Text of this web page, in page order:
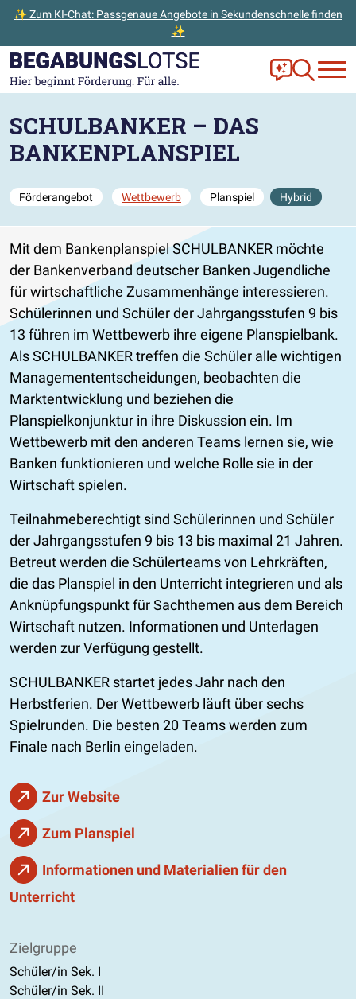
✨ Zum KI-Chat: Passgenaue Angebote in Sekundenschnelle finden
✨
Zum Hauptinhalt der Seite springen
Zur Startseite gehen Frag Ella!
Zur
SCHULBANKER – DAS
BANKENPLANSPIEL
Förderangebot Wettbewerb Planspiel Hybrid
Mit dem Bankenplanspiel SCHULBANKER möchte
der Bankenverband deutscher Banken Jugendliche
für wirtschaftliche Zusammenhänge interessieren.
Schülerinnen und Schüler der Jahrgangsstufen 9 bis
13 führen im Wettbewerb ihre eigene Planspielbank.
Als SCHULBANKER treffen die Schüler alle wichtigen
Managemententscheidungen, beobachten die
Marktentwicklung und beziehen die
Planspielkonjunktur in ihre Diskussion ein. Im
Wettbewerb mit den anderen Teams lernen sie, wie
Banken funktionieren und welche Rolle sie in der
Wirtschaft spielen.
Teilnahmeberechtigt sind Schülerinnen und Schüler
der Jahrgangsstufen 9 bis 13 bis maximal 21 Jahren.
Betreut werden die Schülerteams von Lehrkräften,
die das Planspiel in den Unterricht integrieren und als
Anknüpfungspunkt für Sachthemen aus dem Bereich
Wirtschaft nutzen. Informationen und Unterlagen
werden zur Verfügung gestellt.
SCHULBANKER startet jedes Jahr nach den
Herbstferien. Der Wettbewerb läuft über sechs
Spielrunden. Die besten 20 Teams werden zum
Finale nach Berlin eingeladen.
Zur Website
Zum Planspiel
Informationen und Materialien für den
Unterricht
Zielgruppe
Schüler/in Sek. I
Schüler/in Sek. II